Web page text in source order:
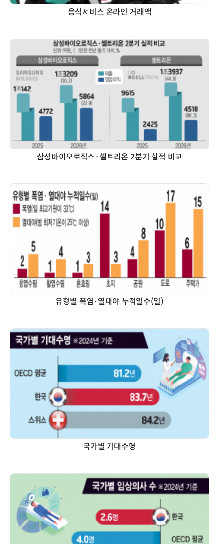
음식서비스 온라인 거래액
삼성바이오로직스·셀트리온 2분기 실적 비교
유형별 폭염·열대야 누적일수(일)
국가별 기대수명